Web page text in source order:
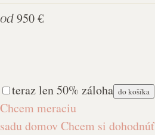
od950 €
teraz len 50% záloha do košíka
Chcem meraciu
sadu domov Chcem si dohodnúť